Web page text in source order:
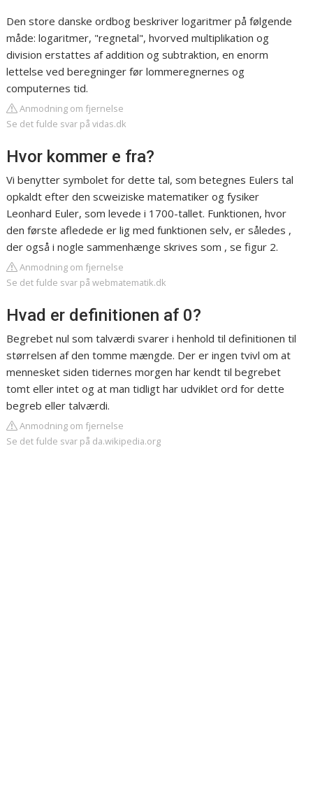
Den store danske ordbog beskriver logaritmer på følgende
måde: logaritmer, "regnetal", hvorved multiplikation og
division erstattes af addition og subtraktion, en enorm
lettelse ved beregninger før lommeregnernes og
computernes tid.
Anmodning om fjernelse
Se det fulde svar på vidas.dk
Hvor kommer e fra?
Vi benytter symbolet for dette tal, som betegnes Eulers tal
opkaldt efter den scweiziske matematiker og fysiker
Leonhard Euler, som levede i 1700-tallet. Funktionen, hvor
den første afledede er lig med funktionen selv, er således ,
der også i nogle sammenhænge skrives som , se figur 2.
Anmodning om fjernelse
Se det fulde svar på webmatematik.dk
Hvad er definitionen af 0?
Begrebet nul som talværdi svarer i henhold til definitionen til
størrelsen af den tomme mængde. Der er ingen tvivl om at
mennesket siden tidernes morgen har kendt til begrebet
tomt eller intet og at man tidligt har udviklet ord for dette
begreb eller talværdi.
Anmodning om fjernelse
Se det fulde svar på da.wikipedia.org